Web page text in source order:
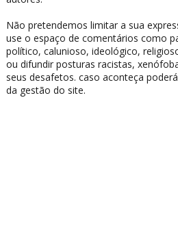
Não pretendemos limitar a sua
use o espaço de comentários como
político, calunioso, ideológico,
ou difundir posturas racistas,
seus desafetos. caso aconteça
da gestão do site.